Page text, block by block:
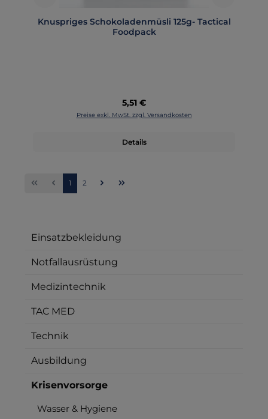
Knuspriges Schokoladenmüsli 125g- Tactical
Foodpack
Regulärer Preis:
5,51 €
Preise exkl. MwSt. zzgl. Versandkosten
Details
Seite
1 Seite
2
Einsatzbekleidung
Notfallausrüstung
Medizintechnik
TAC MED
Technik
Ausbildung
Krisenvorsorge
Wasser & Hygiene